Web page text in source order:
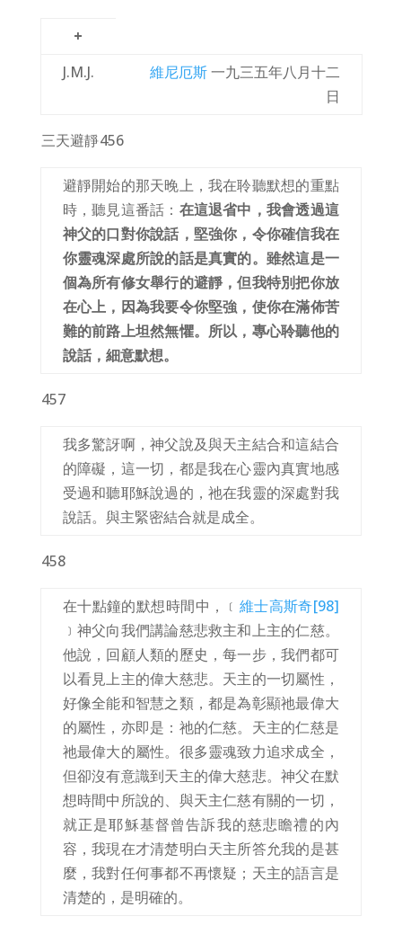
+
J.M.J.
維尼厄斯一九三五年八月十二
日
三天避靜456
避靜開始的那天晚上，我在聆聽默想的重點
時，聽見這番話： 在這退省中，我會透過這
神父的口對你說話，堅強你，令你確信我在
你靈魂深處所說的話是真實的。雖然這是一
個為所有修女舉行的避靜，但我特別把你放
在心上，因為我要令你堅強，使你在滿佈苦
難的前路上坦然無懼。所以，專心聆聽他的
說話，細意默想。
457
我多驚訝啊，神父說及與天主結合和這結合
的障礙，這一切，都是我在心靈內真實地感
受過和聽耶穌說過的，祂在我靈的深處對我
說話。與主緊密結合就是成全。
458
在十點鐘的默想時間中，﹝ 維士高斯奇[98]
﹞神父向我們講論慈悲救主和上主的仁慈。
他說，回顧人類的歷史，每一步，我們都可
以看見上主的偉大慈悲。天主的一切屬性，
好像全能和智慧之類，都是為彰顯祂最偉大
的屬性，亦即是：祂的仁慈。天主的仁慈是
祂最偉大的屬性。很多靈魂致力追求成全，
但卻沒有意識到天主的偉大慈悲。神父在默
想時間中所說的、與天主仁慈有關的一切，
就正是耶穌基督曾告訴我的慈悲瞻禮的內
容，我現在才清楚明白天主所答允我的是甚
麼，我對任何事都不再懷疑；天主的語言是
清楚的，是明確的。